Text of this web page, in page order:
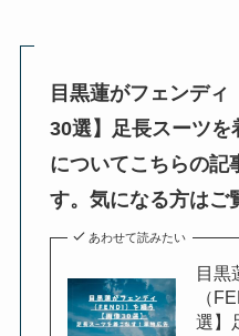
目黒蓮がフェンデ
30選】足長スーツを
についてこちらの記
す。気になる方はご
あわせて読みたい
目黒
（
選】